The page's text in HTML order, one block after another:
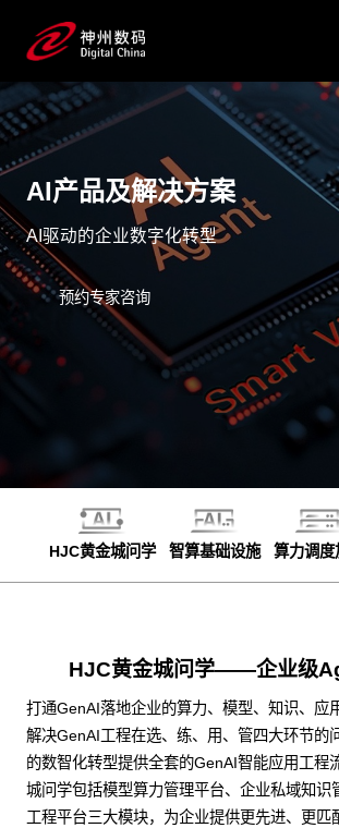
AI产品及解决方案
AI驱动的企业数字化转型
预约专家咨询
HJC黄金城问学 智算基础设施 算力调度
HJC黄金城问学——企业级
打通GenAI落地企业的算力、模型、知识、应
解决GenAI工程在选、练、用、管四大环节的
的数智化转型提供全套的GenAI智能应用工程
城问学包括模型算力管理平台、企业私域知识
工程平台三大模块，为企业提供更先进、更匹